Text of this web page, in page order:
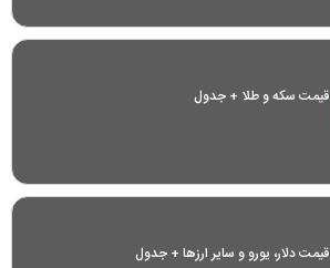
قیمت سکه و طلا + جدول
قیمت دلار، یورو و سایر ارز‌ها + جدول